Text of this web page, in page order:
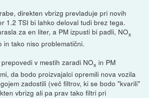
direkten vbrizg prevladuje pri novih
1.2 TSI bi lahko deloval tudi brez tega.
za en liter, a PM izpusti bi padli, NOx
in tako niso problematični.
v mestih zaradi NOx in PM
da bodo proizvajalci opremili nova vozila
zadostili (več filtrov, ki se bodo "kvarili"
vbrizg ali pa prav tako filtri pri